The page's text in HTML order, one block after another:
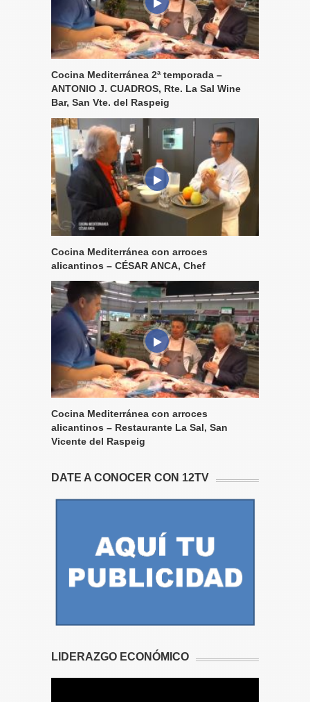
Cocina Mediterránea 2ª temporada –
ANTONIO J. CUADROS, Rte. La Sal Wine
Bar, San Vte. del Raspeig
Cocina Mediterránea con arroces
alicantinos – CÉSAR ANCA, Chef
Cocina Mediterránea con arroces
alicantinos – Restaurante La Sal, San
Vicente del Raspeig
DATE A CONOCER CON 12TV
LIDERAZGO ECONÓMICO